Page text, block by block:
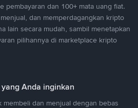
pembayaran dan 100+ mata uang fiat.
dan memperdagangkan kripto
lain secara mudah, sambil menetapkan
pilihannya di marketplace kripto
Anda inginkan
dan menjual dengan bebas